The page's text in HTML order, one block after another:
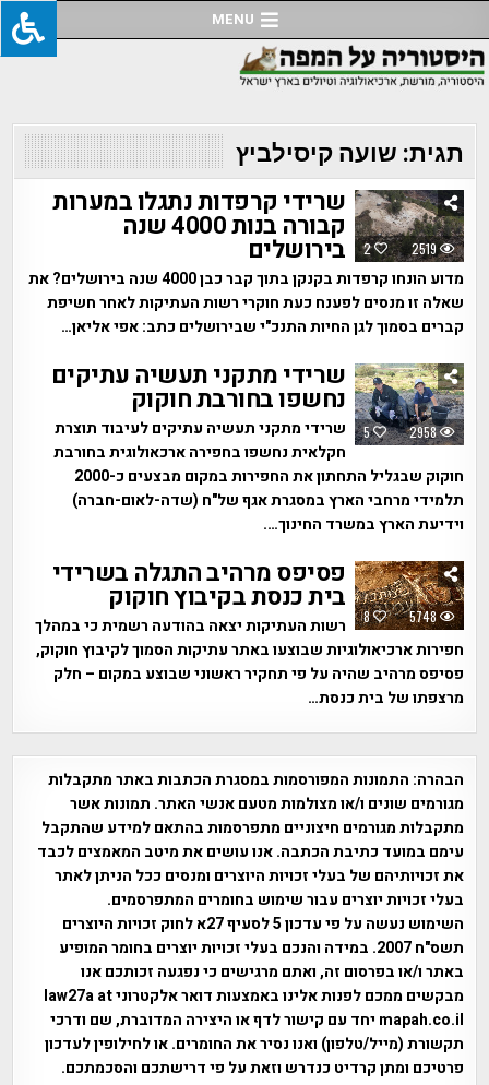
to
content
MENU
תגית: שועה קיסילביץ
2 2519
שרידי קרפדות נתגלו במערות
קבורה בנות 4000 שנה
בירושלים
מדוע הונחו קרפדות בקנקן בתוך קבר כבן 4000 שנה בירושלים? את
שאלה זו מנסים לפענח כעת חוקרי רשות העתיקות לאחר חשיפת
קברים בסמוך לגן החיות התנכ"י שבירושלים כתב: אפי אליאן…
5 2958
שרידי מתקני תעשיה עתיקים
נחשפו בחורבת חוקוק
שרידי מתקני תעשיה עתיקים לעיבוד תוצרת
חקלאית נחשפו בחפירה ארכאולוגית בחורבת
חוקוק שבגליל התחתון את החפירות במקום מבצעים כ-2000
תלמידי מרחבי הארץ במסגרת אגף של"ח (שדה-לאום-חברה)
וידיעת הארץ במשרד החינוך….
8 5748
פסיפס מרהיב התגלה בשרידי
בית כנסת בקיבוץ חוקוק
רשות העתיקות יצאה בהודעה רשמית כי במהלך
חפירות ארכיאולוגיות שבוצעו באתר עתיקות הסמוך לקיבוץ חוקוק,
פסיפס מרהיב שהיה על פי תחקיר ראשוני שבוצע במקום – חלק
מרצפתו של בית כנסת…
הבהרה: התמונות המפורסמות במסגרת הכתבות באתר מתקבלות
מגורמים שונים ו/או מצולמות מטעם אנשי האתר. תמונות אשר
מתקבלות מגורמים חיצוניים מתפרסמות בהתאם למידע שהתקבל
עימם במועד כתיבת הכתבה. אנו עושים את מיטב המאמצים לכבד
את זכויותיהם של בעלי זכויות היוצרים ומנסים ככל הניתן לאתר
בעלי זכויות יוצרים עבור שימוש בחומרים המתפרסמים.
השימוש נעשה על פי עדכון 5 לסעיף 27א לחוק זכויות היוצרים
תשס"ח 2007. במידה והנכם בעלי זכויות יוצרים בחומר המופיע
באתר ו/או בפרסום זה, ואתם מרגישים כי נפגעה זכותכם אנו
מבקשים ממכם לפנות אלינו באמצעות דואר אלקטרוני law27a at
mapah.co.il יחד עם קישור לדף או היצירה המדוברת, שם ודרכי
תקשורת (מייל/טלפון) ואנו נסיר את החומרים. או לחילופין לעדכון
פרטיכם ומתן קרדיט כנדרש וזאת על פי דרישתכם והסכמתכם.